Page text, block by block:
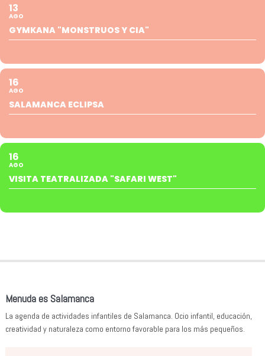
13
AGO
GYMKANA "MONSTRUOS Y CIA"
16
AGO
SALAMANCA ECLIPSA
16
AGO
VISITA TEATRALIZADA "SAFARI WEST"
Menuda es Salamanca
La agenda de actividades infantiles de Salamanca. Ocio infantil, educación,
creatividad y naturaleza como entorno favorable para los más pequeños.